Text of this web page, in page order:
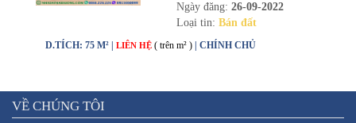
Ngày đăng: 26-09-2022
Loại tin: Bán đất
D.TÍCH: 75 M² | LIÊN HỆ ( trên m² ) | CHÍNH CHỦ
VỀ CHÚNG TÔI